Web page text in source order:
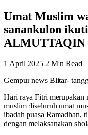
Umat Muslim
sanankulon
ALMUTTAQIN
1 April 2025 2 Min Read
Gempur news Blitar-
Hari raya Fitri merupakan
muslim diseluruh umat
ibadah puasa Ramadhan,
dengan melaksanakan